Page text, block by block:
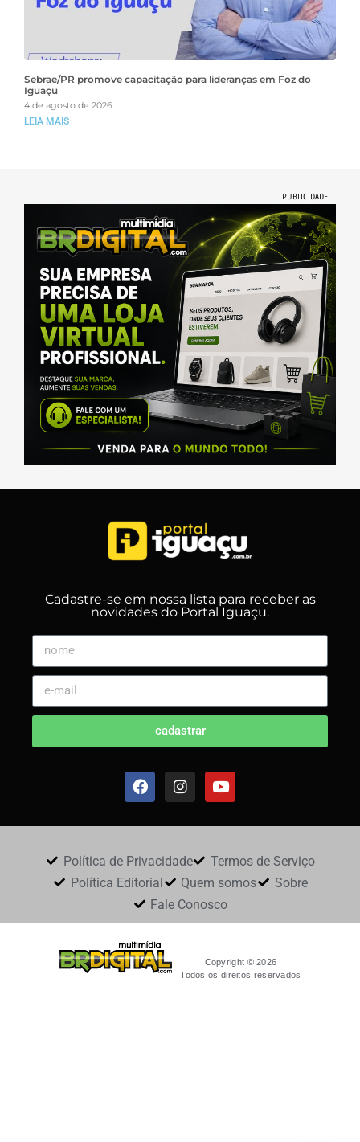
Sebrae/PR promove capacitação para lideranças em Foz do
Iguaçu
4 de agosto de 2026
LEIA MAIS
PUBLICIDADE
Cadastre-se em nossa lista para receber as
novidades do Portal Iguaçu.
cadastrar
Política de Privacidade
Termos de Serviço
Política Editorial
Quem somos
Sobre
Fale Conosco
Copyright © 2026
Todos os direitos reservados